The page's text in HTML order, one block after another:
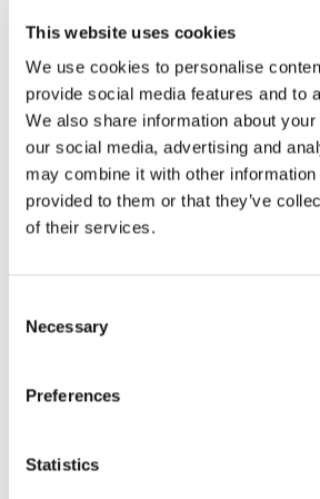
This website uses cookies
We use cookies to personalise
provide social media features and to
We also share information about
our social media, advertising and
may combine it with other information
provided to them or that they’ve
of their services.
Selection
Necessary
Preferences
Statistics
Luglio
2026
News 2026
Boeing: la flotta aerea entro il 2045
Cieli sempre più affollati da qui ai prossimi
flotta mondiale dell’aviazione commerciale
aeromobili secondo la previsione contenuta
Outlook 2026 di Boeing che prevede un
criticità del settore sulla crescita di lungo
News 2026
La transizione culturale dal concetto di